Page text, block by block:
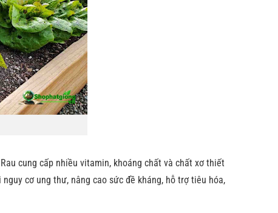
cung cấp nhiều vitamin, khoáng chất và chất xơ thiết
cơ ung thư, nâng cao sức đề kháng, hỗ trợ tiêu hóa,